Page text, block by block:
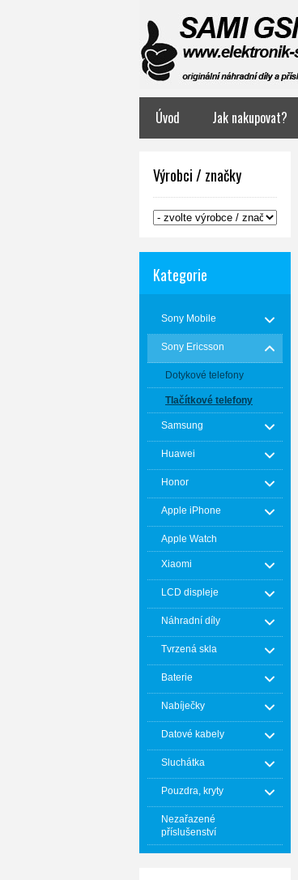
Úvod Jak nakupovat?
Výrobci / značky
Kategorie
Sony Mobile
Sony Ericsson
Dotykové telefony
Tlačítkové telefony
Samsung
Huawei
Honor
Apple iPhone
Apple Watch
Xiaomi
LCD displeje
Náhradní díly
Tvrzená skla
Baterie
Nabíječky
Datové kabely
Sluchátka
Pouzdra, kryty
Nezařazené
příslušenství